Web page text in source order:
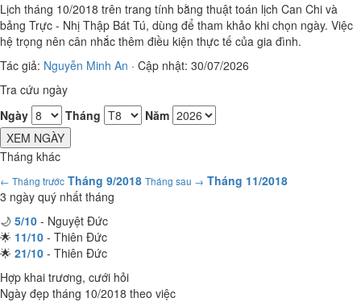
Lịch tháng 10/2018 trên trang tính bằng thuật toán lịch Can Chi và
bảng Trực - Nhị Thập Bát Tú, dùng để tham khảo khi chọn ngày. Việc
hệ trọng nên cân nhắc thêm điều kiện thực tế của gia đình.
Tác giả: Nguyễn Minh An · Cập nhật: 30/07/2026
Tra cứu ngày
Ngày
Tháng
Năm
XEM NGÀY
Tháng khác
← Tháng trước Tháng 9/2018 Tháng sau → Tháng 11/2018
3 ngày quý nhất tháng
🌙 5/10 - Nguyệt Đức
🌟 11/10 - Thiên Đức
🌟 21/10 - Thiên Đức
Hợp khai trương, cưới hỏi
Ngày đẹp tháng 10/2018 theo việc